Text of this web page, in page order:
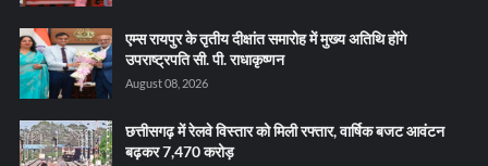
एम्स रायपुर के तृतीय दीक्षांत समारोह में मुख्य अतिथि होंगे
उपराष्ट्रपति सी. पी. राधाकृष्णन
August 08, 2026
छत्तीसगढ़ में रेलवे विस्तार को मिली रफ्तार, वार्षिक बजट आवंटन
बढ़कर 7,470 करोड़